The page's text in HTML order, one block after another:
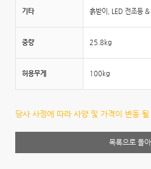
기타 흙받이, LED 전조등 &
중량 25.8kg
허용무게 100kg
당사 사정에 따라 사양 및 가격이 변동
목록으로 돌아